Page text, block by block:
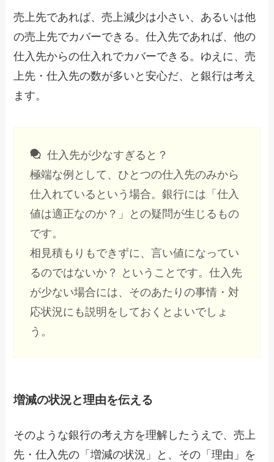
売上先であれば、売上減少は小さい、あるいは他
の売上先でカバーできる。仕入先であれば、他の
仕入先からの仕入れでカバーできる。ゆえに、売
上先・仕入先の数が多いと安心だ、と銀行は考え
ます。
仕入先が少なすぎると？
極端な例として、ひとつの仕入先のみから
仕入れているという場合。銀行には「仕入
値は適正なのか？」との疑問が生じるもの
です。
相見積もりもできずに、言い値になってい
るのではないか？ ということです。仕入先
が少ない場合には、そのあたりの事情・対
応状況にも説明をしておくとよいでしょ
う。
増減の状況と理由を伝える
そのような銀行の考え方を理解したうえで、売上
先・仕入先の「増減の状況」と、その「理由」を